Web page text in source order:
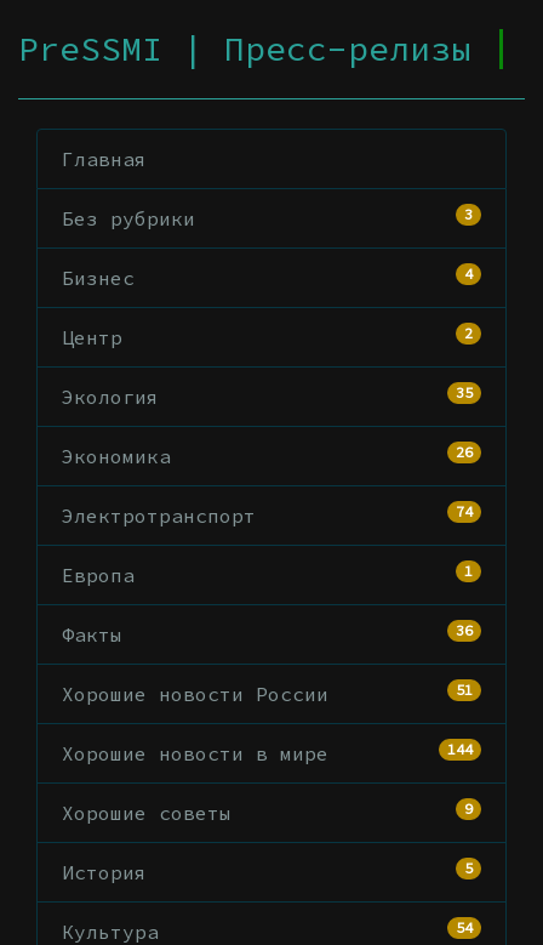
PreSSMI | Пресс-релизы
Главная
Без рубрики 3
Бизнес 4
Центр 2
Экология 35
Экономика 26
Электротранспорт 74
Европа 1
Факты 36
Хорошие новости России 51
Хорошие новости в мире 144
Хорошие советы 9
История 5
Культура 54